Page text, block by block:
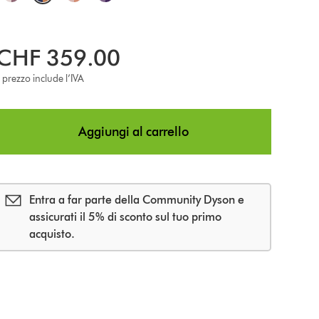
359.00
Il prezzo include l’IVA
Aggiungi al carrello
Entra a far parte della Community Dyson e
assicurati il 5% di sconto sul tuo primo
acquisto.